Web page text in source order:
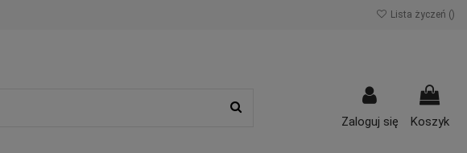
Lista życzeń ()
Zaloguj się Koszyk